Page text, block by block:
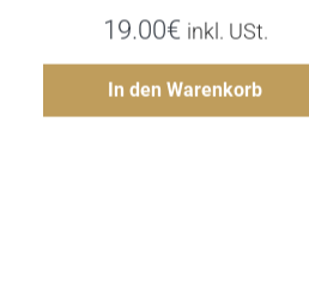
19.00€ inkl. USt.
In den Warenkorb
Hinzufügen